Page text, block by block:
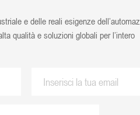
e delle reali esigenze
qualità e soluzioni globali per l’intero